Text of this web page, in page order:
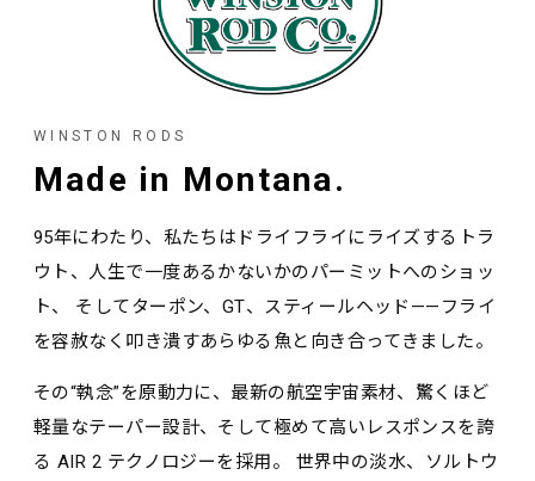
WINSTON RODS
Made in Montana.
95年にわたり、私たちはドライフライにライズするトラ
ウト、人生で一度あるかないかのパーミットへのショッ
ト、 そしてターポン、GT、スティールヘッド——フライ
を容赦なく叩き潰すあらゆる魚と向き合ってきました。
その“執念”を原動力に、最新の航空宇宙素材、驚くほど
軽量なテーパー設計、そして極めて高いレスポンスを誇
る AIR 2 テクノロジーを採用。 世界中の淡水、ソルトウ